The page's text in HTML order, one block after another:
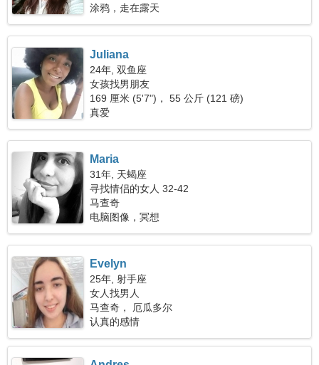
涂鸦，走在露天
Juliana
24年, 双鱼座
女孩找男朋友
169 厘米 (5'7")， 55 公斤 (121 磅)
真爱
Maria
31年, 天蝎座
寻找情侣的女人 32-42
马查奇
电脑图像，冥想
Evelyn
25年, 射手座
女人找男人
马查奇， 厄瓜多尔
认真的感情